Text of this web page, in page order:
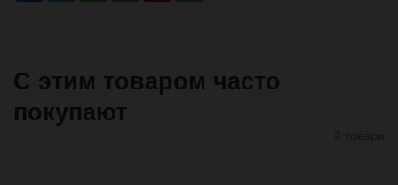
С этим товаром часто
покупают